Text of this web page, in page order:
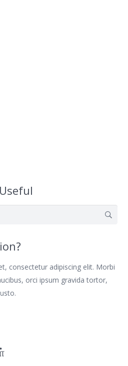
consectetur adipiscing elit. Morbi
orci ipsum gravida tortor,